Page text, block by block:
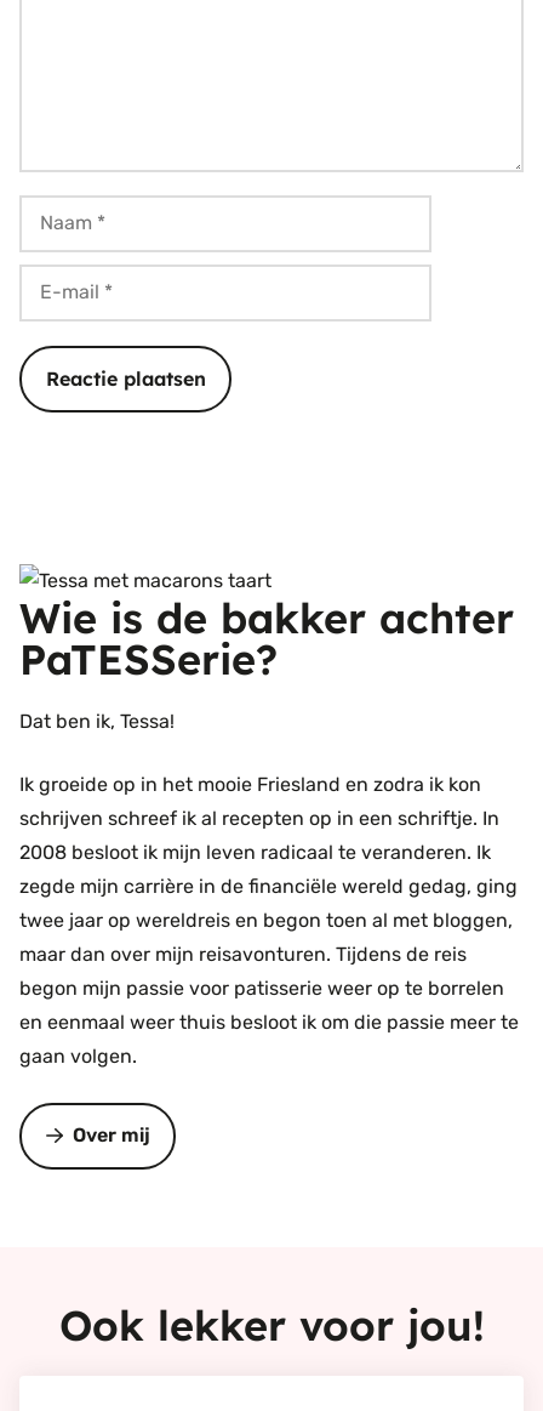
Naam
mail
Wie is de bakker achter
PaTESSerie?
Dat ben ik, Tessa!
Ik groeide op in het mooie Friesland en zodra ik kon
schrijven schreef ik al recepten op in een schriftje. In
2008 besloot ik mijn leven radicaal te veranderen. Ik
zegde mijn carrière in de financiële wereld gedag, ging
twee jaar op wereldreis en begon toen al met bloggen,
maar dan over mijn reisavonturen. Tijdens de reis
begon mijn passie voor patisserie weer op te borrelen
en eenmaal weer thuis besloot ik om die passie meer te
gaan volgen.
Over mij
Ook lekker voor jou!